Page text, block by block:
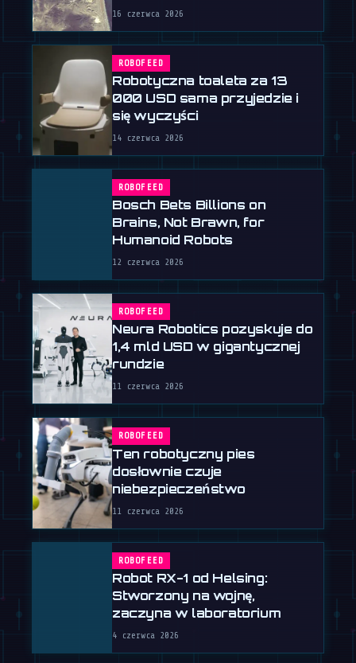
16 czerwca 2026
ROBOFEED
Robotyczna toaleta za 13
000 USD sama przyjedzie i
się wyczyści
14 czerwca 2026
ROBOFEED
Bosch Bets Billions on
Brains, Not Brawn, for
Humanoid Robots
12 czerwca 2026
ROBOFEED
Neura Robotics pozyskuje do
1,4 mld USD w gigantycznej
rundzie
11 czerwca 2026
ROBOFEED
Ten robotyczny pies
dosłownie czuje
niebezpieczeństwo
11 czerwca 2026
ROBOFEED
Robot RX-1 od Helsing:
Stworzony na wojnę,
zaczyna w laboratorium
4 czerwca 2026